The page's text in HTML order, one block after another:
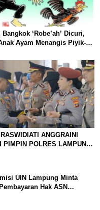
Bangkok ‘Robe’ah’ Dicuri,
Ayam Menangis Piyik-
ANGGRAINI
PIMPIN POLRES LAMPUNG
UIN Lampung Minta
Hak ASN